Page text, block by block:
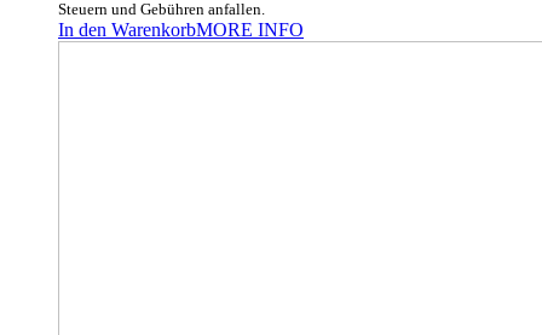
Steuern und Gebühren anfallen.
In den WarenkorbMORE INFO